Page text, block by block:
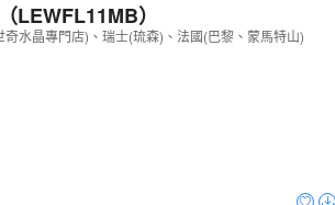
（LEWFL11MB）
水晶專門店)、瑞士(琉森)、法國(巴黎、蒙馬特山)